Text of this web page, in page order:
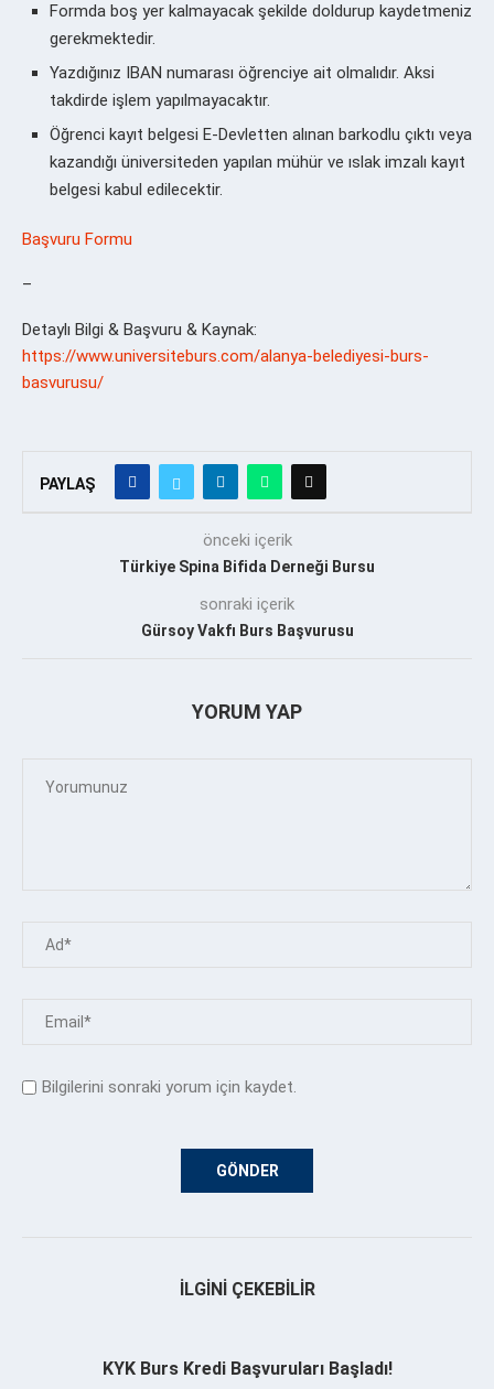
Formda boş yer kalmayacak şekilde doldurup kaydetmeniz
gerekmektedir.
Yazdığınız IBAN numarası öğrenciye ait olmalıdır. Aksi
takdirde işlem yapılmayacaktır.
Öğrenci kayıt belgesi E-Devletten alınan barkodlu çıktı veya
kazandığı üniversiteden yapılan mühür ve ıslak imzalı kayıt
belgesi kabul edilecektir.
Başvuru Formu
–
Detaylı Bilgi & Başvuru & Kaynak:
https://www.universiteburs.com/alanya-belediyesi-burs-
basvurusu/
PAYLAŞ
önceki içerik
Türkiye Spina Bifida Derneği Bursu
sonraki içerik
Gürsoy Vakfı Burs Başvurusu
YORUM YAP
Bilgilerini sonraki yorum için kaydet.
İLGINI ÇEKEBILIR
KYK Burs Kredi Başvuruları Başladı!